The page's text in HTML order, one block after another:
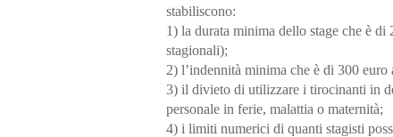
stabiliscono:
1) la durata minima dello stage che è di
stagionali);
2) l’indennità minima che è di 300 euro
3) il divieto di utilizzare i tirocinanti in
personale in ferie, malattia o maternità;
4) i limiti numerici di quanti stagisti